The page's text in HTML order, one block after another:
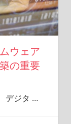
ウェア
の重要
デジタ …